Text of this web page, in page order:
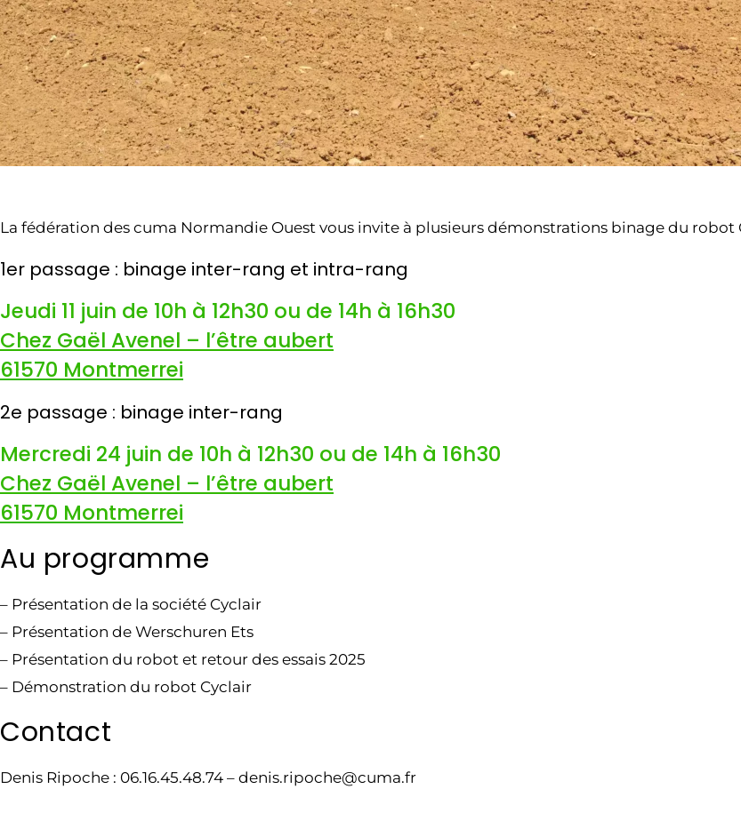
La fédération des cuma Normandie Ouest vous invite à plusieurs démonstrations binage du robot
1er passage : binage inter-rang et intra-rang
Jeudi 11 juin de 10h à 12h30 ou de 14h à 16h30
Chez Gaël Avenel – l’être aubert
61570 Montmerrei
2e passage : binage inter-rang
Mercredi 24 juin de 10h à 12h30 ou de 14h à 16h30
Chez Gaël Avenel – l’être aubert
61570 Montmerrei
Au programme
– Présentation de la société Cyclair
– Présentation de Werschuren Ets
– Présentation du robot et retour des essais 2025
– Démonstration du robot Cyclair
Contact
Denis Ripoche : 06.16.45.48.74 – denis.ripoche@cuma.fr